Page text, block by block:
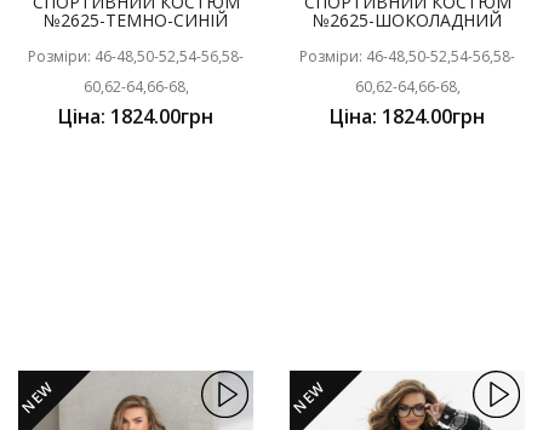
№2625-ТЕМНО-СИНІЙ
Розміри: 46-48,50-52,54-56,58-
60,62-64,66-68,
Ціна: 1824.00грн
№2625-ШОКОЛАДНИЙ
Розміри: 46-48,50-52,54-56,58-
60,62-64,66-68,
Ціна: 1824.00грн
NEW NEW